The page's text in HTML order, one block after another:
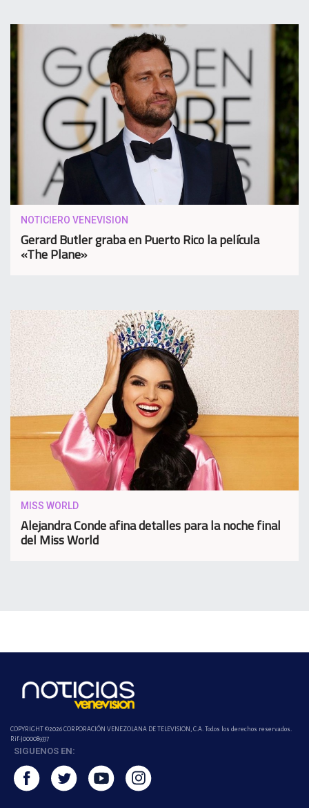
NOTICIERO VENEVISION
Gerard Butler graba en Puerto Rico la película
«The Plane»
MISS WORLD
Alejandra Conde afina detalles para la noche final
del Miss World
COPYRIGHT ©2026 CORPORACIÓN VENEZOLANA DE TELEVISION, C.A. Todos los derechos reservados.
Rif-j000089337
SIGUENOS EN: